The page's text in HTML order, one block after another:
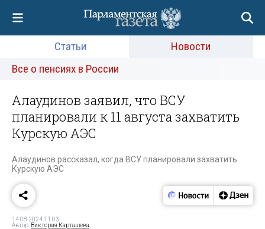
Статьи
Новости
Все о пенсиях в России
Алаудинов заявил, что ВСУ
планировали к 11 августа захватить
Курскую АЭС
Алаудинов рассказал, когда ВСУ планировали захватить
Курскую АЭС
14.08.2024 11:03
Автор: Виктория Карташева